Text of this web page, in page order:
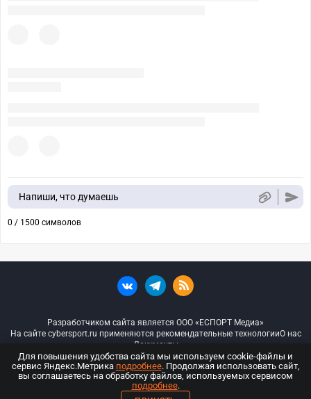
Напиши, что думаешь
0 / 1500 символов
Разработчиком сайта является ООО «ЕСПОРТ Медиа»
На сайте cybersport.ru применяются рекомендательные технологииО нас
Документы
© ООО «Киберспорт.ру» — Все права защищены
18+
Для повышения удобства сайта мы используем cookie-файлы и
сервис Яндекс.Метрика подробнее. Продолжая использовать сайт,
вы соглашаетесь на обработку файлов, используемых сервисом
подробнее.